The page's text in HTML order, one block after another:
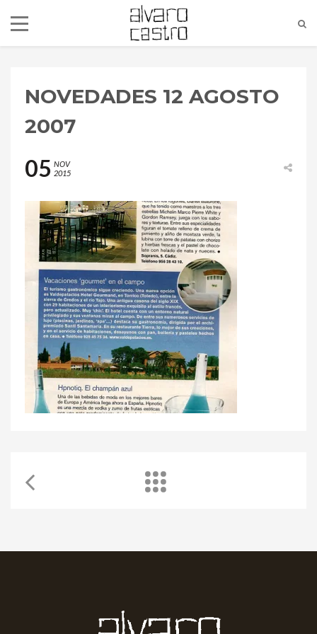
alvaro@alvarocastro.com
NOVEDADES 12 AGOSTO
2007
05 NOV
2015